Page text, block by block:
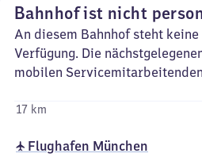
Bahnhof ist nicht
An diesem Bahnhof steht
Verfügung. Die
mobilen
17 km
✈ Flughafen München